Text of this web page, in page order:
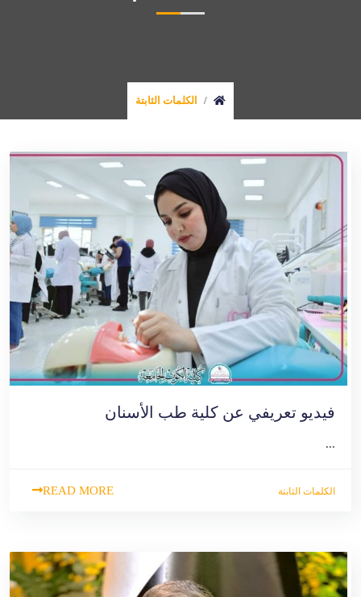
الكلمات الثابتة
فيديو تعريفي عن كلية طب الأسنان
...
الكلمات الثابتة READ MORE